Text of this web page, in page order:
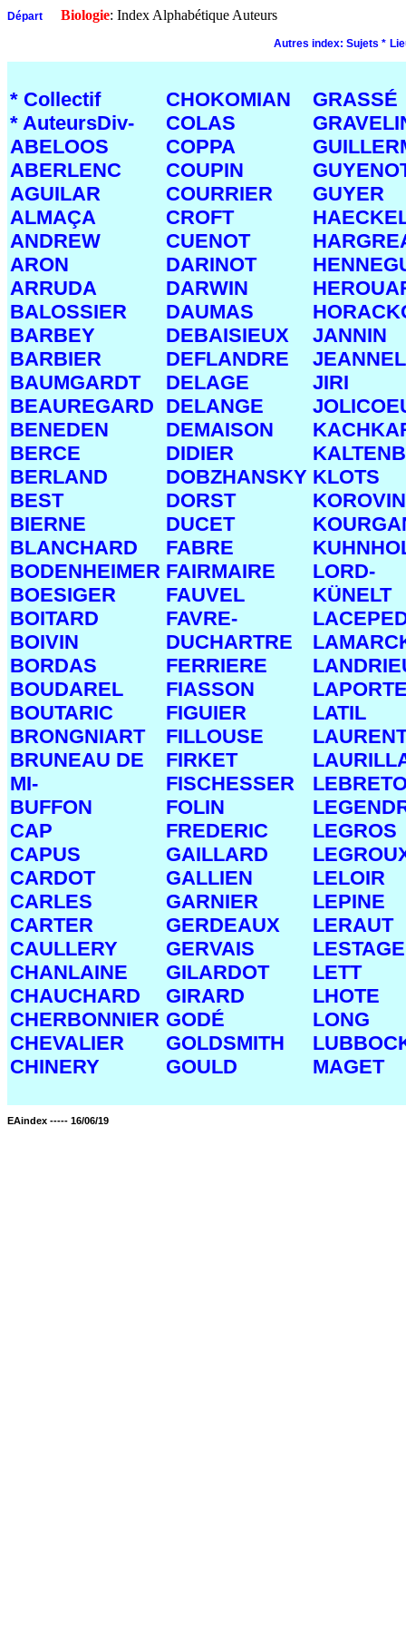
Départ Biologie: Index Alphabétique Auteurs
Autres index: Sujets *
* Collectif
* AuteursDiv-
ABELOOS
ABERLENC
AGUILAR
ALMAÇA
ANDREW
ARON
ARRUDA
BALOSSIER
BARBEY
BARBIER
BAUMGARDT
BEAUREGARD
BENEDEN
BERCE
BERLAND
BEST
BIERNE
BLANCHARD
BODENHEIMER
BOESIGER
BOITARD
BOIVIN
BORDAS
BOUDAREL
BOUTARIC
BRONGNIART
BRUNEAU DE
MI-
BUFFON
CAP
CAPUS
CARDOT
CARLES
CARTER
CAULLERY
CHANLAINE
CHAUCHARD
CHERBONNIER
CHEVALIER
CHINERY
CHOKOMIAN
COLAS
COPPA
COUPIN
COURRIER
CROFT
CUENOT
DARINOT
DARWIN
DAUMAS
DEBAISIEUX
DEFLANDRE
DELAGE
DELANGE
DEMAISON
DIDIER
DOBZHANSKY
DORST
DUCET
FABRE
FAIRMAIRE
FAUVEL
FAVRE-
DUCHARTRE
FERRIERE
FIASSON
FIGUIER
FILLOUSE
FIRKET
FISCHESSER
FOLIN
FREDERIC
GAILLARD
GALLIEN
GARNIER
GERDEAUX
GERVAIS
GILARDOT
GIRARD
GODÉ
GOLDSMITH
GOULD
GRASSÉ
GUYER
JANNIN
JEANNEL
JIRI
KLOTS
LORD-
KÜNELT
LATIL
LEGROS
LELOIR
LEPINE
LERAUT
LESTAGE
LETT
LHOTE
LONG
MAGET
EAindex ----- 16/06/19